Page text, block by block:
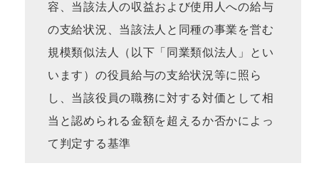
容、当該法人の収益および使用人への給与
の支給状況、当該法人と同種の事業を営む
規模類似法人（以下「同業類似法人」とい
います）の役員給与の支給状況等に照ら
し、当該役員の職務に対する対価として相
当と認められる金額を超えるか否かによっ
て判定する基準